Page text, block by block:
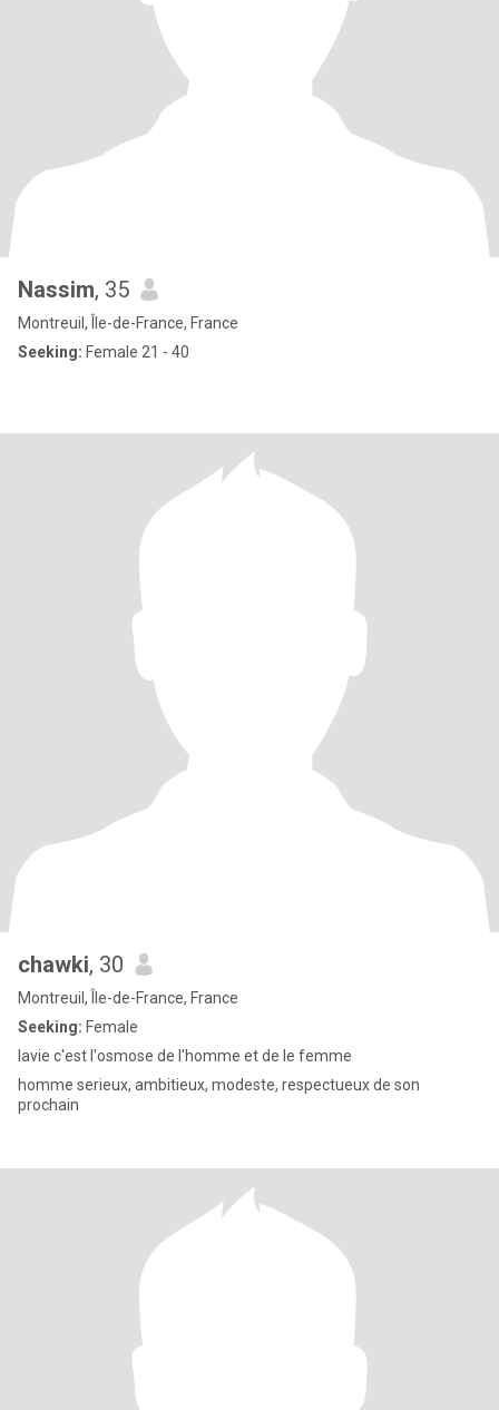
Nassim, 35
Montreuil, Île-de-France, France
Seeking: Female 21 - 40
chawki, 30
Montreuil, Île-de-France, France
Seeking: Female
lavie c'est l'osmose de l'homme et de le femme
homme serieux, ambitieux, modeste, respectueux de son
prochain